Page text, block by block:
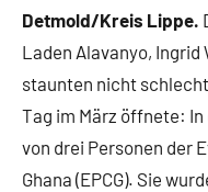
Detmold/Kreis Lippe.
Laden Alavanyo, Ingrid
staunten nicht
Tag im März öffnete:
von drei Personen der
Ghana (EPCG). Sie